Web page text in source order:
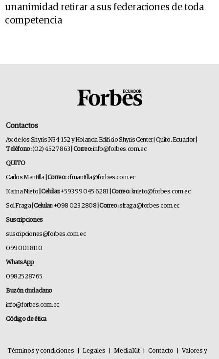
unanimidad retirar a sus federaciones de toda
competencia
Contactos
Av. de los Shyris N34-152 y Holanda Edificio Shyris Center | Quito, Ecuador
Teléfono:(02) 452 7863 | Correo:info@forbes.com.ec
QUITO
Carlos Mantilla | Correo:cfmantilla@forbes.com.ec
Karina Nieto | Celular:+593 99 045 6281 | Correo:knieto@forbes.com.ec
Sol Fraga| Celular:+098 023 2808 | Correo:sfraga@forbes.com.ec
Suscripciones
suscripciones@forbes.com.ec
099 001 8110
WhatsApp
0982528765
Buzón ciudadano
info@forbes.com.ec
Código de ética
Términos y condiciones Legales MediaKit Contacto
Valores y